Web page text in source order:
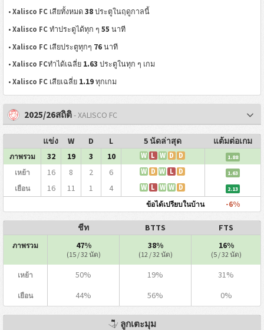
•Xalisco FC เสียทั้งหมด38 ประตูในฤดูกาลนี้
•Xalisco FC ทำประตูได้ทุก ๆ55 นาที
•Xalisco FC เสียประตูทุกๆ 76 นาที
•Xalisco FCทำได้เฉลี่ย 1.63 ประตูในทุก ๆ เกม
•Xalisco FC เสียเฉลี่ย 1.19 ทุกเกม
2025/26สถิติ- XALISCO FC
แข่ง W D L 5 นัดล่าสุด แต้มต่อเกม
ภาพรวม 32 19 3 10 W L W D D 1.88
เหย้า 16 8 2 6 W D W L D 1.63
เยือน 16 11 1 4 W L W W D 2.13
ข้อได้เปรียบในบ้าน -6%
ชีท BTTS FTS
ภาพรวม 47%
(15 / 32 นัด)
38%
(12 / 32 นัด)
16%
(5 / 32 นัด)
เหย้า 50% 19% 31%
เยือน 44% 56% 0%
ลูกเตะมุม